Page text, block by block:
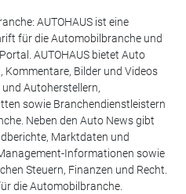
AUTOHAUS ist eine
für die Automobilbranche und
AUTOHAUS bietet Auto
Bilder und Videos
Autoherstellern,
sowie Branchendienstleistern
Neben den Auto News gibt
Marktdaten und
Informationen sowie
Steuern, Finanzen und Recht.
die Automobilbranche.